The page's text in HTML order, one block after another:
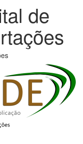
de